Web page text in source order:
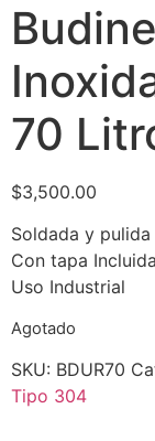
70
$3,500.00
Soldada y
Con tapa Incluida
Uso Industrial
Agotado
SKU: BDUR70
Tipo 304